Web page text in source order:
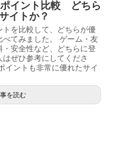
イント比較 どちら
イトか？
を比較して、どちらが優
てみました。 ゲーム・友
安全性など、どちらに登
ぜひ参考にしてくださ
イントも非常に優れたサイ
を読む